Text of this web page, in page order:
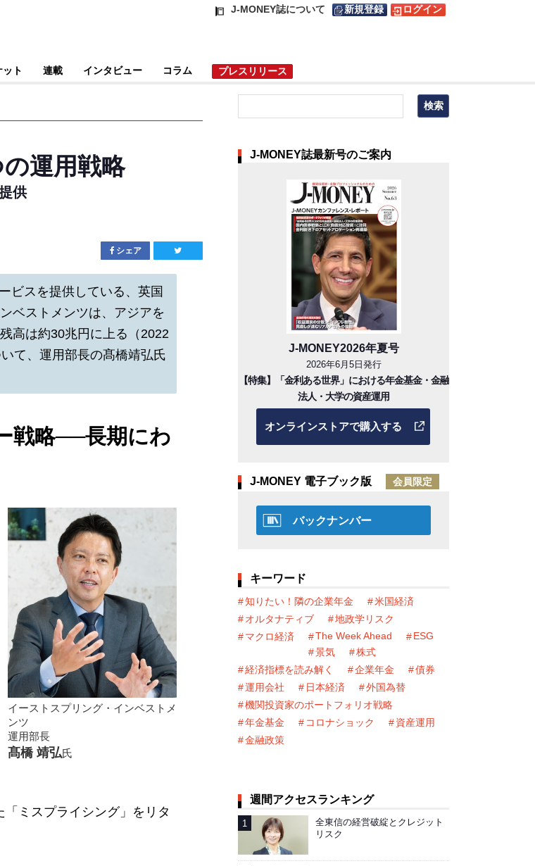
J-MONEY誌について 新規登録 ログイン
ット 連載 インタビュー コラム プレスリリース
運用戦略
供
シェア
ビスを提供している、英国
ベストメンツは、アジアを
高は約30兆円に上る（2022
て、運用部長の髙橋靖弘氏
戦略──長期にわ
イーストスプリング・インベストメ
ンツ
運用部長
髙橋 靖弘氏
ミスプライシング」をリタ
J-MONEY誌最新号のご案内
J-MONEY2026年夏号
2026年6月5日発行
【特集】「金利ある世界」における年金基金・金融
法人・大学の資産運用
オンラインストアで購入する
J-MONEY 電子ブック版 会員限定
バックナンバー
キーワード
知りたい！隣の企業年金
米国経済
オルタナティブ
地政学リスク
マクロ経済
The Week Ahead
ESG
景気
株式
経済指標を読み解く
企業年金
債券
運用会社
日本経済
外国為替
機関投資家のポートフォリオ戦略
年金基金
コロナショック
資産運用
金融政策
週間アクセスランキング
全東信の経営破綻とクレジット
リスク